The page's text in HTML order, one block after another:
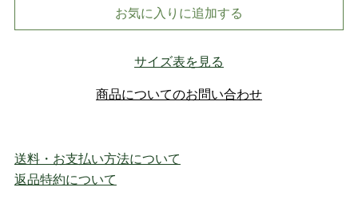
お気に入りに追加する
サイズ表を見る
商品についてのお問い合わせ
送料・お支払い方法について
返品特約について